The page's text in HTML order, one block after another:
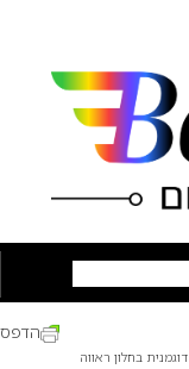
דוגמנית בחלון ראווה
הדפס